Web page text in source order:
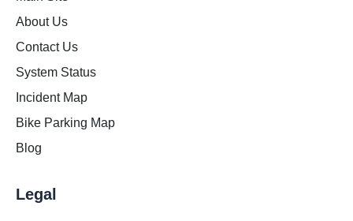
About Us
Contact Us
System Status
Incident Map
Bike Parking Map
Blog
Legal